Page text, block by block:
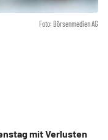
Foto: Börsenmedien AG
mit Verlusten